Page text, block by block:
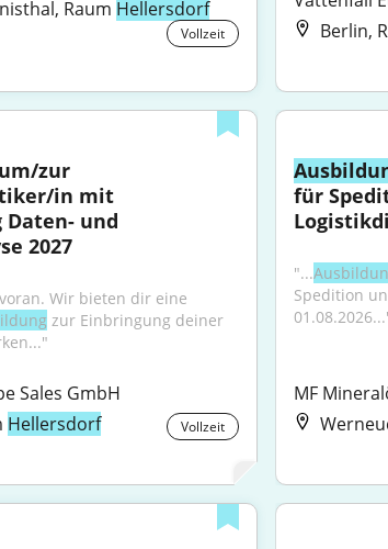
Raum Hellersdorf
Vollzeit
Berlin,
zur
in mit
Daten- und
2027
Wir bieten dir eine
zur Einbringung deiner
Sales GmbH
Hellersdorf Vollzeit
für
"...
Spedition
MF